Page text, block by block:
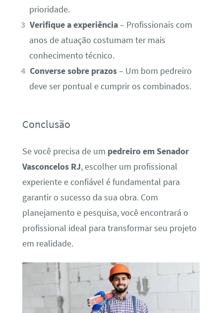
prioridade.
Verifique a experiência– Profissionais com
anos de atuação costumam ter mais
conhecimento técnico.
Converse sobre prazos– Um bom pedreiro
deve ser pontual e cumprir os combinados.
Conclusão
Se você precisa de um pedreiro em Senador
Vasconcelos RJ, escolher um profissional
experiente e confiável é fundamental para
garantir o sucesso da sua obra. Com
planejamento e pesquisa, você encontrará o
profissional ideal para transformar seu projeto
em realidade.